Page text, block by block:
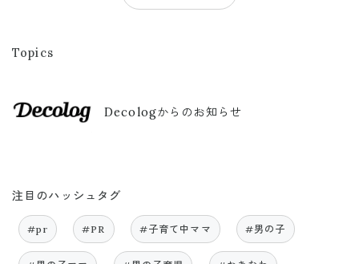
Topics
Decologからのお知らせ
注目のハッシュタグ
#pr #PR #子育て中ママ #男の子